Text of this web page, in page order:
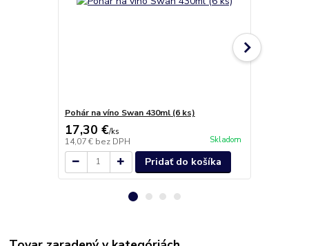
Pohár na víno Swan 430ml (6 ks)
17,30 €/ks
14,07 € bez DPH Skladom
Pridať do košíka